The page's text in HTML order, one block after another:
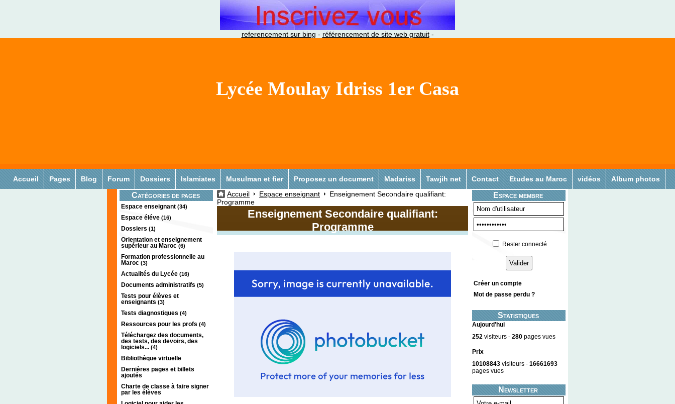
referencement sur bing - référencement de site web gratuit-
Lycée Moulay Idriss 1er Casa
Accueil Pages Blog Forum Dossiers Islamiates Musulman et fier Proposez un document Madariss Tawjih net Contact Etudes au Maroc vidéos Album photos
Catégories de pages
Espace enseignant (34)
Espace éléve (16)
Dossiers (1)
Orientation et enseignement
supérieur au Maroc (6)
Formation professionnelle au
Maroc (3)
Actualités du Lycée (16)
Documents administratifs (5)
Tests pour élèves et
enseignants (3)
Tests diagnostiques (4)
Ressources pour les profs (4)
Téléchargez des documents,
des tests, des devoirs, des
logiciels... (4)
Bibliothèque virtuelle
Dernières pages et billets
ajoutés
Charte de classe à faire signer
par les élèves
Espace membre
Rester connecté
Créer un compte
Mot de passe perdu ?
Statistiques
Aujourd'hui
252 visiteurs - 280 pages vues
Prix
10108843 visiteurs - 16661693
pages vues
Newsletter
Accueil Espace enseignant
Enseignement Secondaire qualifiant:
Programme
Enseignement Secondaire qualifiant:
Programme